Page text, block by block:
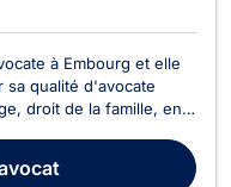
à Embourg et elle
sa qualité d'avocate
droit de la famille, en
droit pénal, en droit du